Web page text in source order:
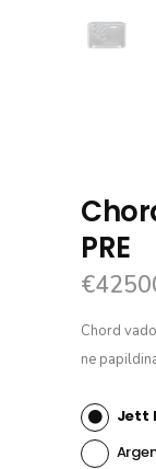
PRE
€
Chord
ne
Jett